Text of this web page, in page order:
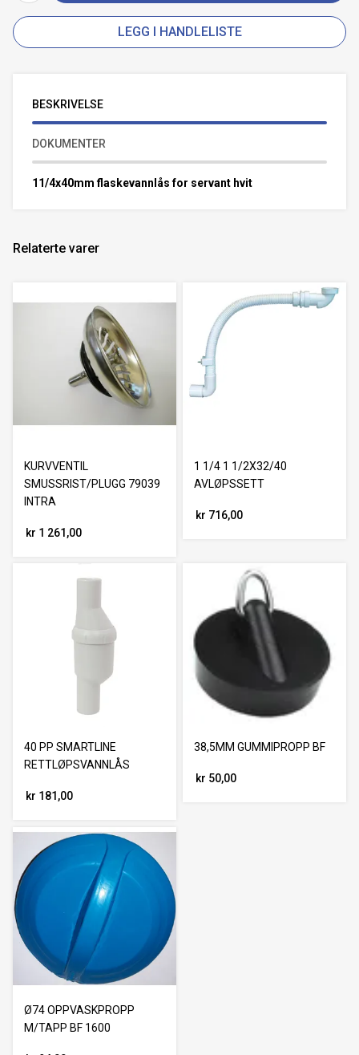
LEGG I HANDLELISTE
BESKRIVELSE
DOKUMENTER
11/4x40mm flaskevannlås for servant hvit
Relaterte varer
KURVVENTIL
SMUSSRIST/PLUGG 79039
INTRA
kr 1 261,00
1 1/4 1 1/2X32/40
AVLØPSSETT
kr 716,00
40 PP SMARTLINE
RETTLØPSVANNLÅS
kr 181,00
38,5MM GUMMIPROPP BF
kr 50,00
Ø74 OPPVASKPROPP
M/TAPP BF 1600